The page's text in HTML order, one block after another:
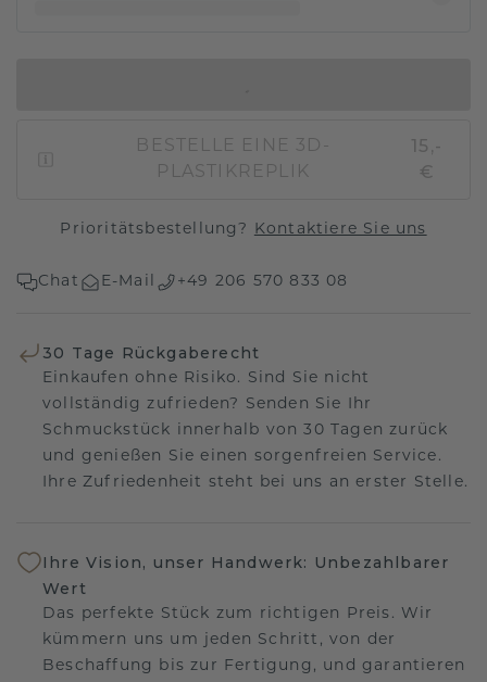
BESTELLE EINE 3D-
PLASTIKREPLIK
15,-
€
Prioritätsbestellung? Kontaktiere Sie uns
Chat E-Mail +49 206 570 833 08
30 Tage Rückgaberecht
Einkaufen ohne Risiko. Sind Sie nicht
vollständig zufrieden? Senden Sie Ihr
Schmuckstück innerhalb von 30 Tagen zurück
und genießen Sie einen sorgenfreien Service.
Ihre Zufriedenheit steht bei uns an erster Stelle.
Ihre Vision, unser Handwerk: Unbezahlbarer
Wert
Das perfekte Stück zum richtigen Preis. Wir
kümmern uns um jeden Schritt, von der
Beschaffung bis zur Fertigung, und garantieren